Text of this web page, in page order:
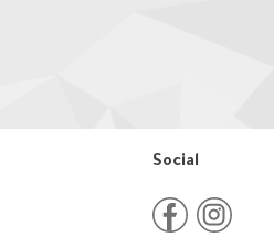
Social